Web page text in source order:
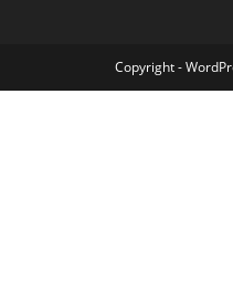
Copyright -